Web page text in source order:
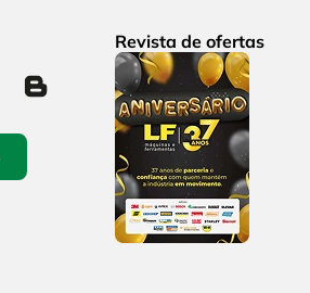
Revista de ofertas